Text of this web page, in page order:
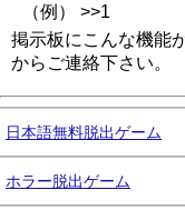
（例） >>1
掲示板にこんな機能
からご連絡下さい。
日本語無料脱出ゲーム
ホラー脱出ゲーム